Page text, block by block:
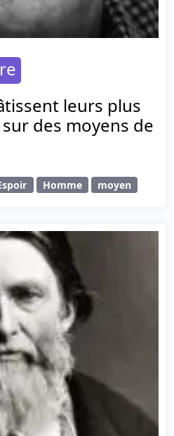
leurs plus
des moyens de
Homme moyen